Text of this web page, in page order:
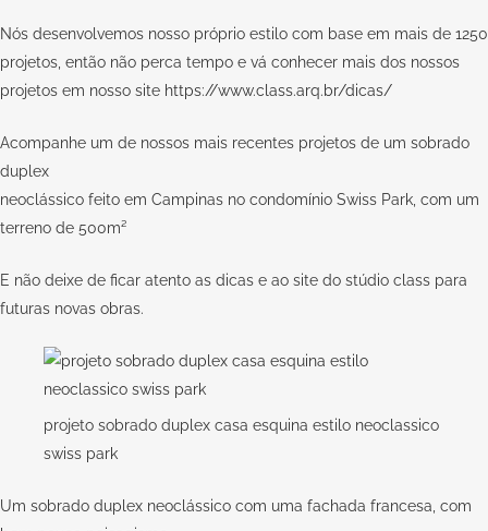
Nós desenvolvemos nosso próprio estilo com base em mais de 1250
projetos, então não perca tempo e vá conhecer mais dos nossos
projetos em nosso site https://www.class.arq.br/dicas/
Acompanhe um de nossos mais recentes projetos de um sobrado
duplex
neoclássico feito em Campinas no condomínio Swiss Park, com um
terreno de 500m²
E não deixe de ficar atento as dicas e ao site do stúdio class para
futuras novas obras.
projeto sobrado duplex casa esquina estilo neoclassico
swiss park
Um sobrado duplex neoclássico com uma fachada francesa, com